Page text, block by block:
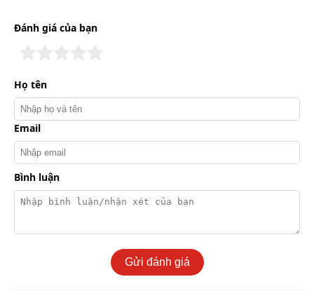
Dễ thấy, nền nhà bớt trơn trượt, không khí nhẹ hơn và
tình trạng mùi ẩm mốc đã giảm rõ rệt sau 1 - 2 tiếng vận
Đánh giá của bạn
Họ tên
Email
Bình luận
Gửi đánh giá